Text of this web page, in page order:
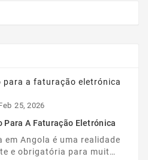
25, 2026
A Faturação Eletrónica
Angola é uma realidade
e obrigatória para muitas